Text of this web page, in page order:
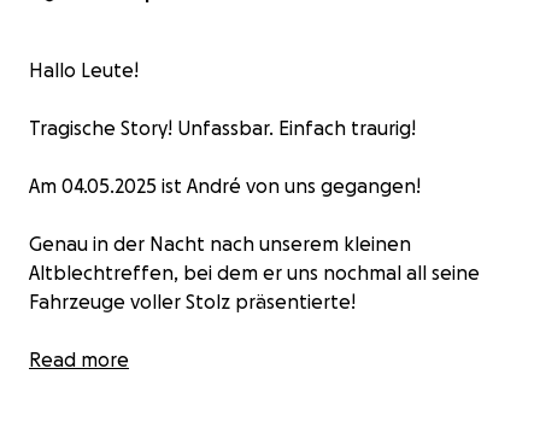
Hallo Leute!
Tragische Story! Unfassbar. Einfach traurig!
Am 04.05.2025 ist André von uns gegangen!
Genau in der Nacht nach unserem kleinen
Altblechtreffen, bei dem er uns nochmal all seine
Fahrzeuge voller Stolz präsentierte!
Und dies mit seinem gewohnten Lächeln auf dem
Read more